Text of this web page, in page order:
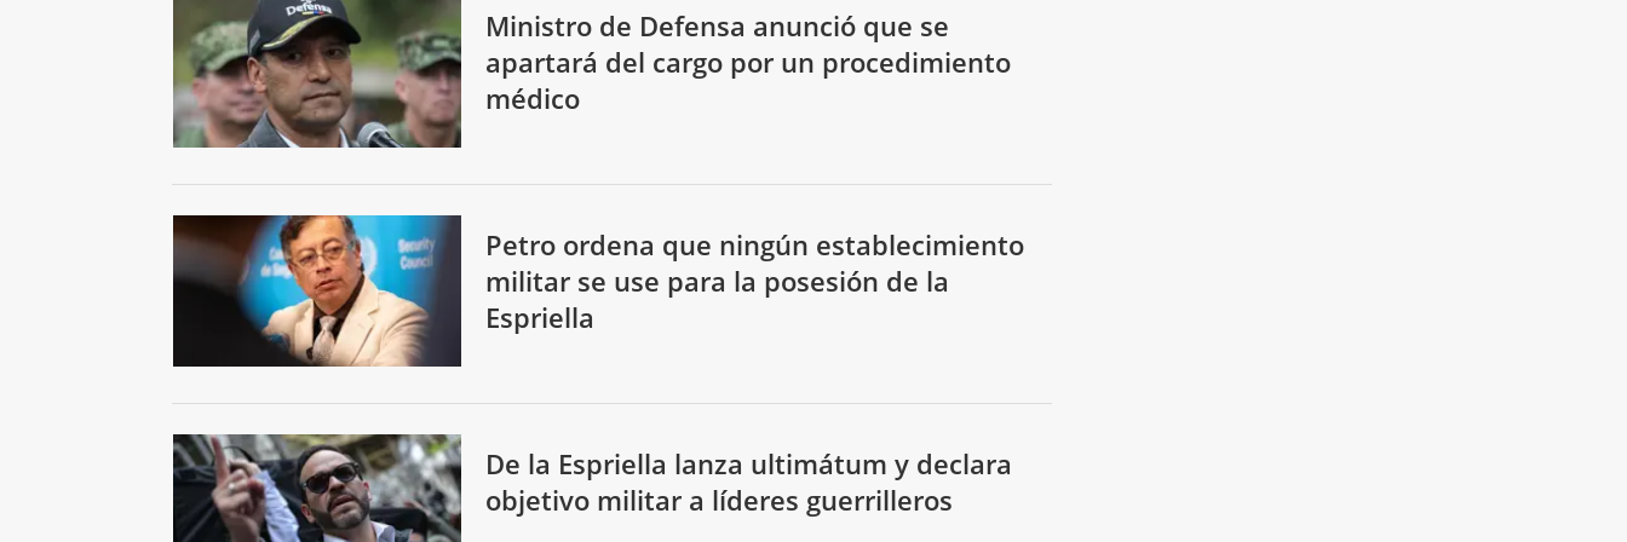
Ministro de Defensa anunció que se
apartará del cargo por un procedimiento
médico
Petro ordena que ningún establecimiento
militar se use para la posesión de la
Espriella
De la Espriella lanza ultimátum y declara
objetivo militar a líderes guerrilleros